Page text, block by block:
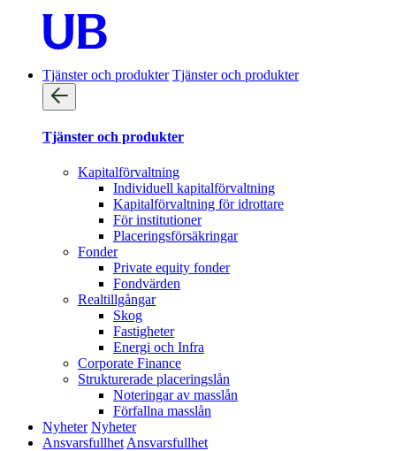
Tjänster och produkter Tjänster och produkter
Tjänster och produkter
Kapitalförvaltning
Individuell kapitalförvaltning
Kapitalförvaltning för idrottare
För institutioner
Placeringsförsäkringar
Fonder
Private equity fonder
Fondvärden
Realtillgångar
Skog
Fastigheter
Energi och Infra
Corporate Finance
Strukturerade placeringslån
Noteringar av masslån
Förfallna masslån
Nyheter Nyheter
Ansvarsfullhet Ansvarsfullhet